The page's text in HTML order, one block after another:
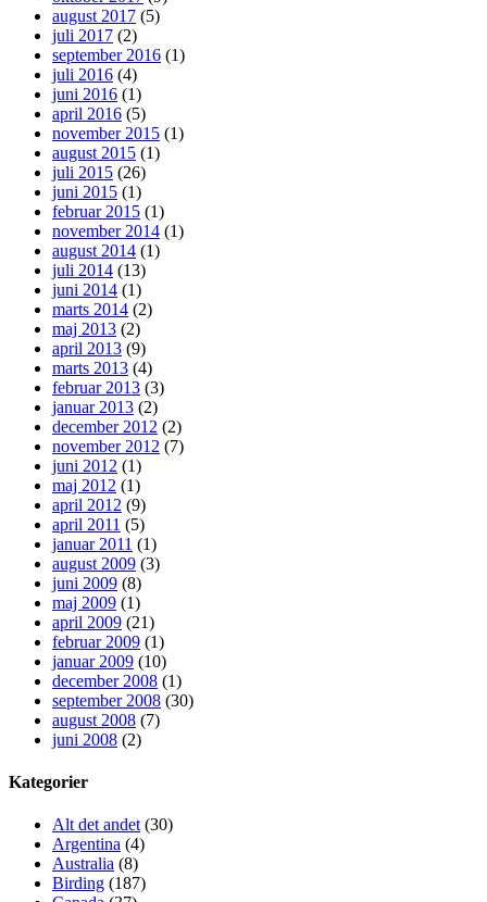
august 2017 (5)
juli 2017 (2)
september 2016 (1)
juli 2016 (4)
juni 2016 (1)
april 2016 (5)
november 2015 (1)
august 2015 (1)
juli 2015 (26)
juni 2015 (1)
februar 2015 (1)
november 2014 (1)
august 2014 (1)
juli 2014 (13)
juni 2014 (1)
marts 2014 (2)
maj 2013 (2)
april 2013 (9)
marts 2013 (4)
februar 2013 (3)
januar 2013 (2)
december 2012 (2)
november 2012 (7)
juni 2012 (1)
maj 2012 (1)
april 2012 (9)
april 2011 (5)
januar 2011 (1)
august 2009 (3)
juni 2009 (8)
maj 2009 (1)
april 2009 (21)
februar 2009 (1)
januar 2009 (10)
december 2008 (1)
september 2008 (30)
august 2008 (7)
juni 2008 (2)
Kategorier
Alt det andet (30)
Argentina (4)
Australia (8)
Birding (187)